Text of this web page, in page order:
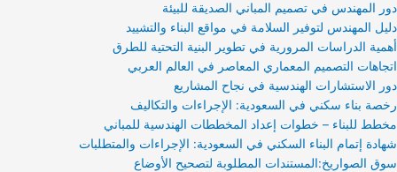
دور المهندس في تصميم المباني الصديقة للبيئة
دليل المهندس لتوفير السلامة في مواقع البناء والتشييد
أهمية الدراسات المرورية في تطوير البنية التحتية للطرق
اتجاهات التصميم المعماري المعاصر في العالم العربي
دور الاستشارات الهندسية في نجاح المشاريع
رخصة بناء سكني في السعودية: الإجراءات والتكاليف
مخطط للبناء – خطوات إعداد المخططات الهندسية للمباني
شهادة إتمام البناء السكني في السعودية: الإجراءات والمتطلبات
سوق الصواريخ:المستندات المطلوبة لتصحيح الأوضاع